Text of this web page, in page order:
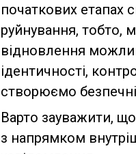
початкових етапах
руйнування, тобто,
відновлення
ідентичності,
створюємо
Варто зауважити,
з напрямком